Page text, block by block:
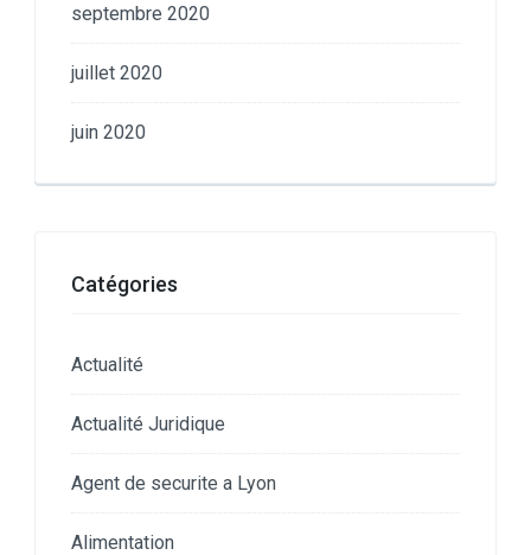
septembre 2020
juillet 2020
juin 2020
Catégories
Actualité
Actualité Juridique
Agent de securite a Lyon
Alimentation